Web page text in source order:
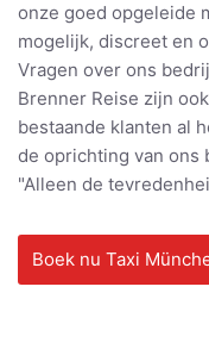
onze goed opgeleide
mogelijk, discreet en
Vragen over ons
Brenner Reise zijn
bestaande klanten al
de oprichting van ons
"Alleen de
Boek nu Taxi